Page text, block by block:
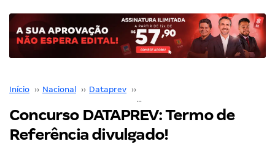
Início ›› Nacional ›› Dataprev ››
Concurso DATAPREV: Termo de
Referência divulgado!